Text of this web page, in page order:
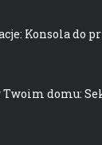
Konsola do
Twoim domu: